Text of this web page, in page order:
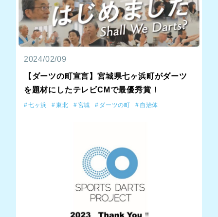
2024/02/09
【ダーツの町宣言】宮城県七ヶ浜町がダーツ
を題材にしたテレビCMで最優秀賞！
七ヶ浜 東北 宮城 ダーツの町 自治体